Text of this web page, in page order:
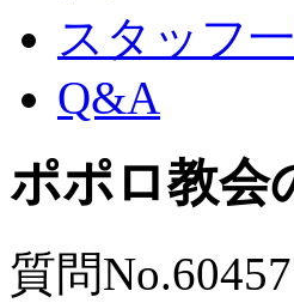
スタッフ
Q&A
ポポロ教会
質問